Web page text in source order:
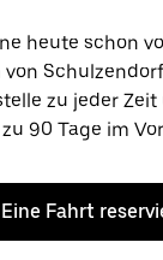
heute schon
von
zu jeder
90 Tage im
Eine Fahrt